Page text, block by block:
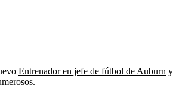
Entrenador en jefe de fútbol de Auburn y